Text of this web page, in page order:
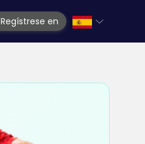
Regístrese en